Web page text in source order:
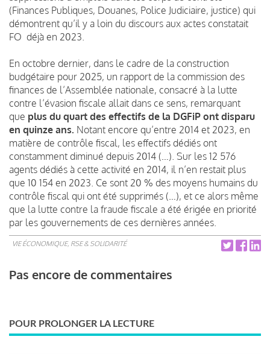
(Finances Publiques, Douanes, Police Judiciaire, justice) qui
démontrent qu’il y a loin du discours aux actes constatait
FO déjà en 2023.
En octobre dernier, dans le cadre de la construction
budgétaire pour 2025, un rapport de la commission des
finances de l’Assemblée nationale, consacré à la lutte
contre l’évasion fiscale allait dans ce sens, remarquant
que plus du quart des effectifs de la DGFiP ont disparu
en quinze ans. Notant encore qu’entre 2014 et 2023, en
matière de contrôle fiscal, les effectifs dédiés ont
constamment diminué depuis 2014 (…). Sur les 12 576
agents dédiés à cette activité en 2014, il n’en restait plus
que 10 154 en 2023. Ce sont 20 % des moyens humains du
contrôle fiscal qui ont été supprimés (…), et ce alors même
que la lutte contre la fraude fiscale a été érigée en priorité
par les gouvernements de ces dernières années.
VIE ÉCONOMIQUE, RSE & SOLIDARITÉ
Pas encore de commentaires
POUR PROLONGER LA LECTURE